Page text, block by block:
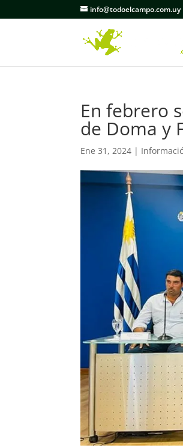
info@todoelcampo.com.uy
En febrero
de Doma y
Ene 31, 2024 |